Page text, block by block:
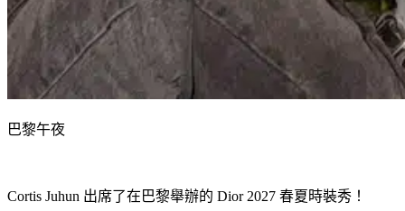
巴黎午夜
Cortis Juhun 出席了在巴黎舉辦的 Dior 2027 春夏時裝秀！